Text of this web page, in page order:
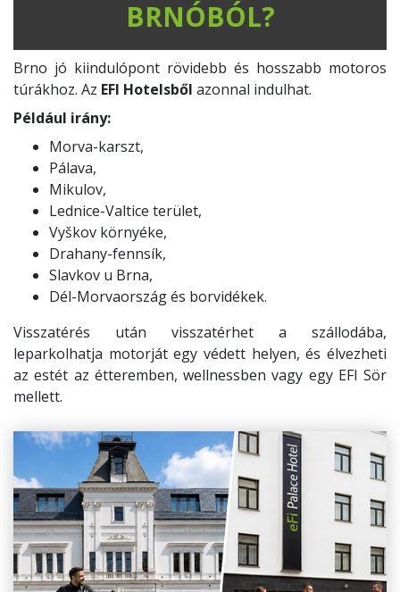
BRNÓBÓL?
Brno jó kiindulópont rövidebb és hosszabb motoros
túrákhoz. Az EFI Hotelsből azonnal indulhat.
Például irány:
Morva-karszt,
Pálava,
Mikulov,
Lednice-Valtice terület,
Vyškov környéke,
Drahany-fennsík,
Slavkov u Brna,
Dél-Morvaország és borvidékek.
Visszatérés után visszatérhet a szállodába,
leparkolhatja motorját egy védett helyen, és élvezheti
az estét az étteremben, wellnessben vagy egy EFI Sör
mellett.